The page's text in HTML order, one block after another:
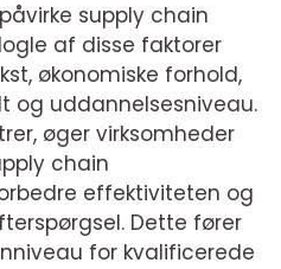
supply chain
af disse faktorer
økonomiske forhold,
og uddannelsesniveau.
øger virksomheder
chain
effektiviteten og
Dette fører
for kvalificerede